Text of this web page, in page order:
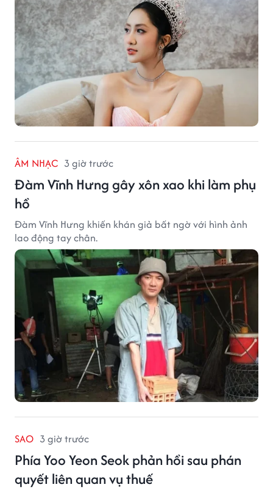
ÂM NHẠC 3 giờ trước
Đàm Vĩnh Hưng gây xôn xao khi làm phụ
hồ
Đàm Vĩnh Hưng khiến khán giả bất ngờ với hình ảnh
lao động tay chân.
SAO 3 giờ trước
Phía Yoo Yeon Seok phản hồi sau phán
quyết liên quan vụ thuế